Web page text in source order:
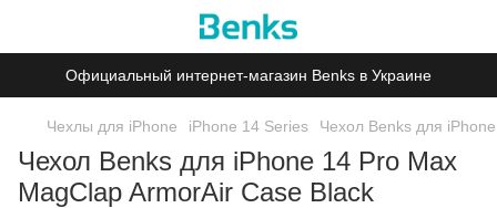
Официальный интернет-магазин Benks в Украине
Чехлы для iPhone iPhone 14 Series Чехол Benks для
Чехол Benks для iPhone 14 Pro Max
MagClap ArmorAir Case Black